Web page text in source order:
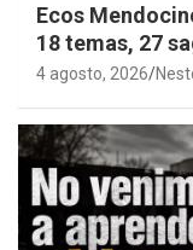
Ecos
18 temas, 27
años de
4 agosto, 2026